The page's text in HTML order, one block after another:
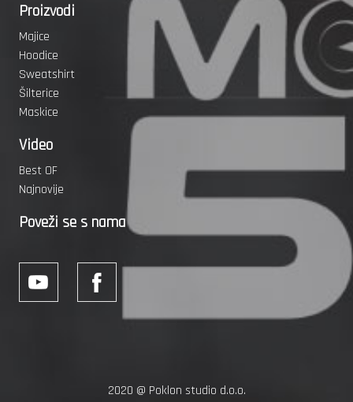
Proizvodi
Majice
Hoodice
Sweatshirt
Šilterice
Maskice
Video
Best OF
Najnovije
Poveži se s nama
2020 @ Poklon studio d.o.o.